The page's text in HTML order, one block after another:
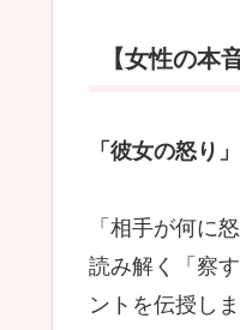
【女性の本
「彼女の怒り
「相手が何に
読み解く「察
ントを伝授しま